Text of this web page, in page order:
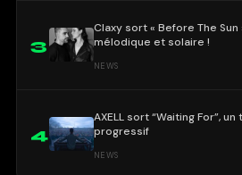
3
Claxy sort « Before The
mélodique et solaire !
NEWS
4
AXELL sort “Waiting For”,
progressif
NEWS